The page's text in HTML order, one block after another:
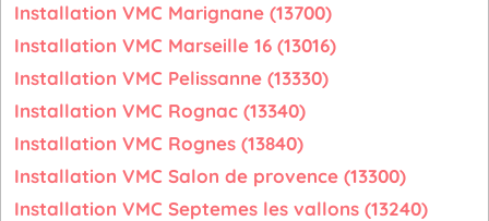
Installation VMC Marignane (13700)
Installation VMC Marseille 16 (13016)
Installation VMC Pelissanne (13330)
Installation VMC Rognac (13340)
Installation VMC Rognes (13840)
Installation VMC Salon de provence (13300)
Installation VMC Septemes les vallons (13240)